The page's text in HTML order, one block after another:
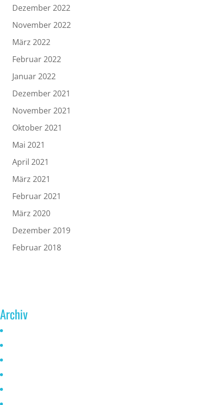
Dezember 2022
November 2022
März 2022
Februar 2022
Januar 2022
Dezember 2021
November 2021
Oktober 2021
Mai 2021
April 2021
März 2021
Februar 2021
März 2020
Dezember 2019
Februar 2018
Archiv